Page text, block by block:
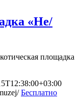
«Не/
площадка
Бесплатно